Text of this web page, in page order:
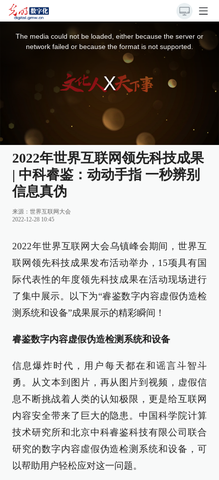
The media could not be loaded, either because the server or
network failed or because the format is not supported.
2022年世界互联网领先科技成果
| 中科睿鉴：动动手指 一秒辨别
信息真伪
来源： 世界互联网大会
2022-12-28 10:45
2022年世界互联网大会乌镇峰会期间，世界互
联网领先科技成果发布活动举办，15项具有国
际代表性的年度领先科技成果在活动现场进行
了集中展示。以下为“睿鉴数字内容虚假伪造检
测系统和设备”成果展示的精彩瞬间！
睿鉴数字内容虚假伪造检测系统和设备
信息爆炸时代，用户每天都在和谣言斗智斗
勇。从文本到图片，再从图片到视频，虚假信
息不断挑战着人类的认知极限，更是给互联网
内容安全带来了巨大的隐患。中国科学院计算
技术研究所和北京中科睿鉴科技有限公司联合
研究的数字内容虛假伪造检测系统和设备，可
以帮助用户轻松应对这一问题。